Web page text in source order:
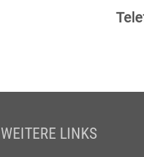
WEITERE LINKS